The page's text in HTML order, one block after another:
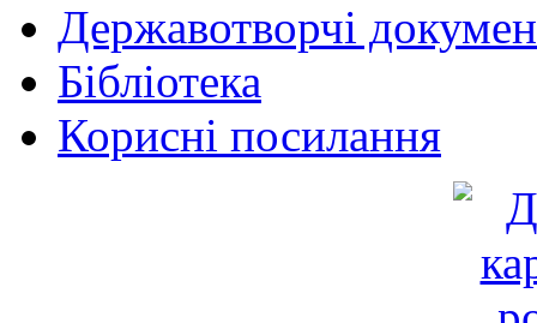
Державотворчі
Бібліотека
Корисні посилання